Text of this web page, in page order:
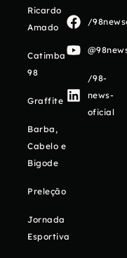
Ricardo
Amado
Catimba
98
Graffite
Barba,
Cabelo e
Bigode
Preleção
Jornada
Esportiva
/
/98-
news-
oficial